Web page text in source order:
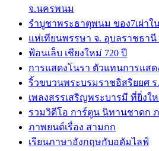
จ.นครพนม
รำบูชาพระธาตุพนม ของ7เผ่าใ
แห่เทียนพรรษา จ. อุบลราชธานี
ฟ้อนเล็บ เชียงใหม่ 720 ปี
การแสดงโนรา ตัวแทนการแส
ริ้วขบวนพระบรมราชอิสริยยศ ร
เพลงสรรเสริญพระบารมี ที่ยิ่ง
รวมวิดีโอ การ์ตูน นิทานชาดก
ภาพยนต์เรื่อง สามกก
เรียนภาษาอังกฤษกับอดัมไลฟ์